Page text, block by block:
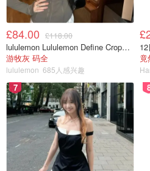
£84.00 £118.00
lululemon Lululemon Define Cropped Nulu 短夹克
游牧灰 码全
lululemon 685人感兴趣
7